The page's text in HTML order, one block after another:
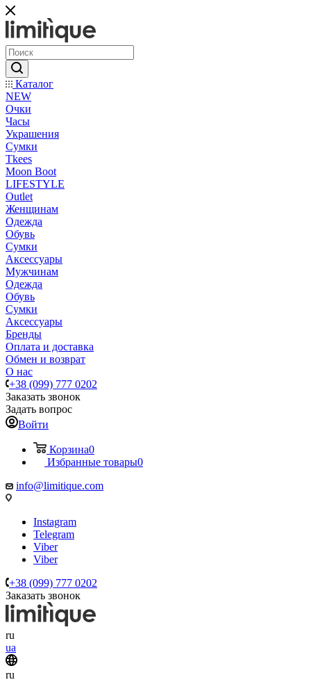
Каталог
NEW
Очки
Часы
Украшения
Сумки
Tkees
Moon Boot
LIFESTYLE
Outlet
Женщинам
Одежда
Обувь
Сумки
Аксессуары
Мужчинам
Одежда
Обувь
Сумки
Аксессуары
Бренды
Оплата и доставка
Обмен и возврат
О нас
+38 (099) 777 0202
Заказать звонок
Задать вопрос
Войти
Корзина0
Избранные товары0
info@limitique.com
Instagram
Telegram
Viber
Viber
+38 (099) 777 0202
Заказать звонок
ru
ua
ru